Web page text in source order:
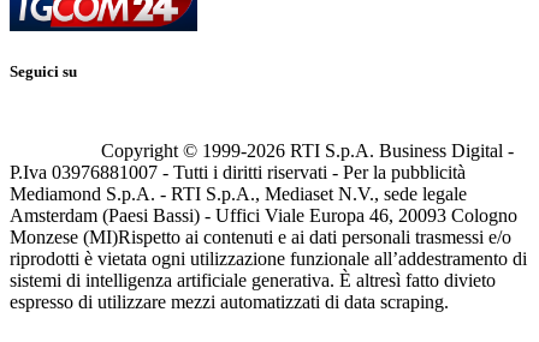
Seguici su
Copyright © 1999-2026 RTI S.p.A. Business Digital -
P.Iva 03976881007 - Tutti i diritti riservati - Per la pubblicità
Mediamond S.p.A. - RTI S.p.A., Mediaset N.V., sede legale
Amsterdam (Paesi Bassi) - Uffici Viale Europa 46, 20093 Cologno
Monzese (MI)Rispetto ai contenuti e ai dati personali trasmessi e/o
riprodotti è vietata ogni utilizzazione funzionale all’addestramento di
sistemi di intelligenza artificiale generativa. È altresì fatto divieto
espresso di utilizzare mezzi automatizzati di data scraping.